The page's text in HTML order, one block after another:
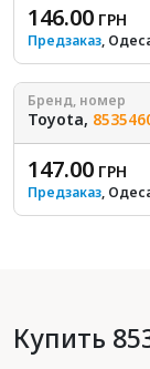
146.00 ГРН
Предзаказ,
Бренд, номер
Toyota,
147.00 ГРН
Предзаказ,
Купить